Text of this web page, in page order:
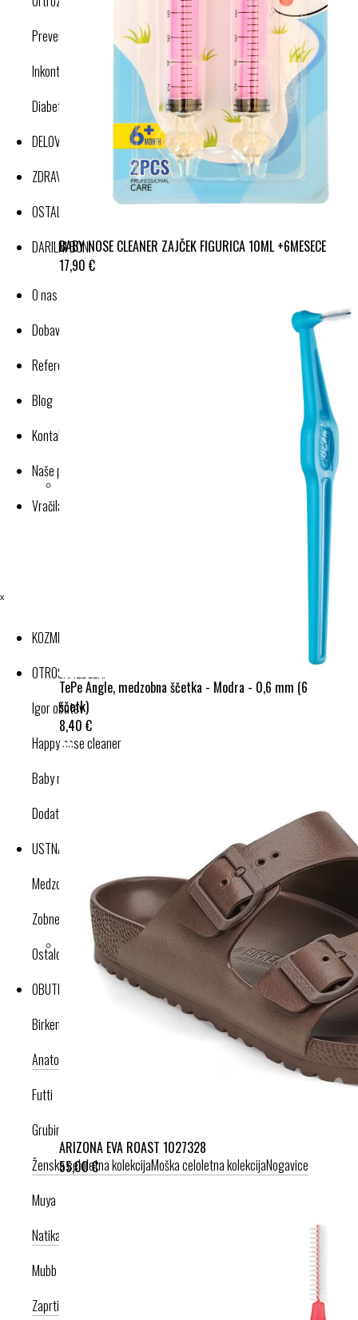
BABY NOSE CLEANER ZAJČEK FIGURICA 10ML +6MESECE
17,90 €
TePe Angle, medzobna ščetka - Modra - 0,6 mm (6
ščetk)
8,40 €
ARIZONA EVA ROAST 1027328
55,00 €
Preventivne kompresijske nogavice
Inkontinenca
Diabetes
DELOVNA OBLAČILA
ZDRAVJE IN DOBRO POČUTJE
OSTALI IZDELKI
DARILNI BONI
O nas
Dobavitelji-proizvajalci
Reference
Blog
Kontakt
Naše poslovanje
Vračila in reklamacije
ˣ
KOZMETIKA
OTROŠKI IZDELKI
Igor obutev
Happy nose cleaner
Baby nose cleaner
Dodatki
USTNA HIGIENA
Medzobne ščetke
Zobne ščetke
Ostalo
OBUTEV
Birkenstock
Anatomska obutev
Futti
Grubin
Ženska celoletna kolekcijaMoška celoletna kolekcijaNogavice
Muya
Natikači
Mubb
Zaprti modeli